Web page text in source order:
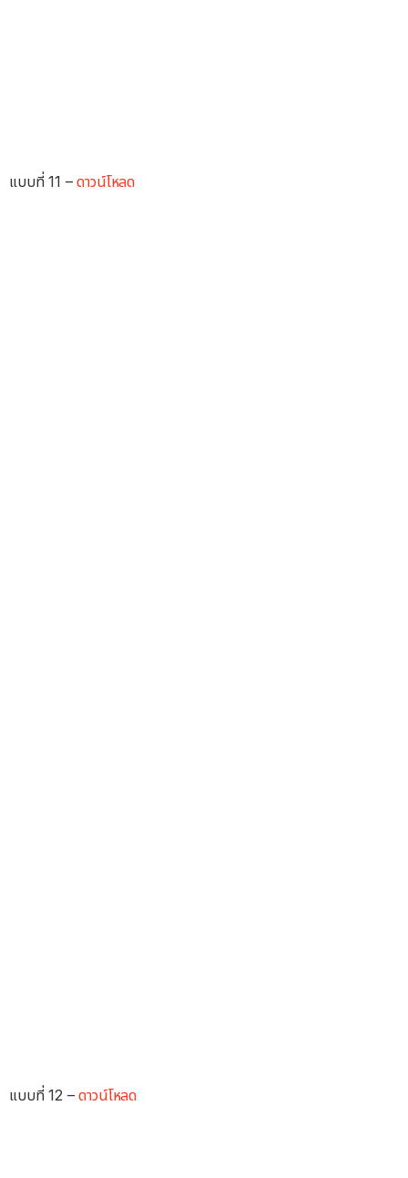
แบบที่ 11 –ดาวน์โหลด
แบบที่ 12 –ดาวน์โหลด